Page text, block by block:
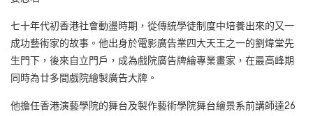
七十年代初香港社會動盪時期，從傳統學徒制度中培養出來的又一
成功藝術家的故事。他出身於電影廣告業四大天王之一的劉煒堂先
生門下，後來自立門戶，成為戲院廣告牌繪專業畫家，在最高峰期
同時為廿多間戲院繪製廣告大牌。
他擔任香港演藝學院的舞台及製作藝術學院舞台繪景系前講師達26